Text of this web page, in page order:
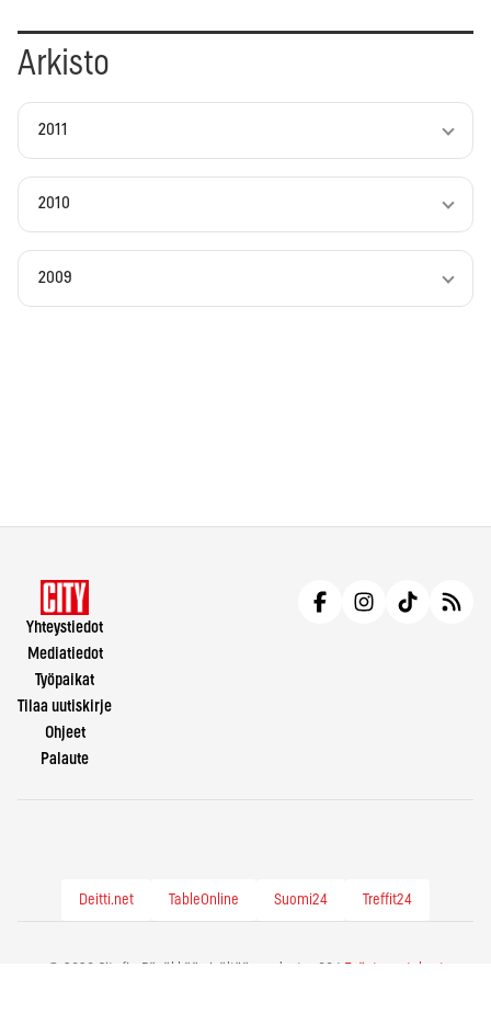
Arkisto
2011
2010
2009
Yhteystiedot
Mediatiedot
Työpaikat
Tilaa uutiskirje
Ohjeet
Palaute
Deitti.net TableOnline Suomi24 Treffit24